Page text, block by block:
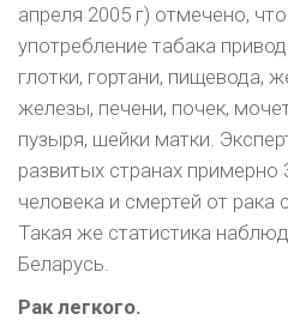
апреля 2005 г) отмечено,
употребление табака
глотки, гортани, пищевода,
железы, печени, почек,
пузыря, шейки матки.
развитых странах примерно
человека и смер­тей от рака
Такая же стати­стика
Беларусь.
Рак легкого.